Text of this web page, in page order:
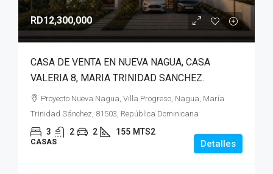
RD12,300,000
CASA DE VENTA EN NUEVA NAGUA, CASA
VALERIA 8, MARIA TRINIDAD SANCHEZ.
Proyecto Nueva Nagua, Villa Progreso, Nagua, María
Trinidad Sánchez, 81503, República Dominicana
3 2 2 155 MTS2
CASAS Detalles